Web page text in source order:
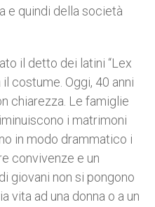
e quindi della società
il detto dei latini “Lex
costume. Oggi, 40 anni
chiarezza. Le famiglie
i matrimoni
in modo drammatico i
convivenze e un
giovani non si pongono
vita ad una donna o a un